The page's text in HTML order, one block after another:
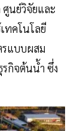
นย์วิจัยและ
ทคโนโลยี
รแบบผสม
รกิจต้นน้ำ ซึ่ง